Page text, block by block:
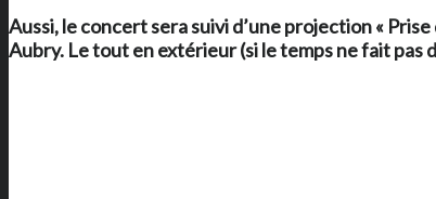
Aussi, le concert sera suivi d’une projection «
Aubry. Le tout en extérieur (si le temps ne fait pas